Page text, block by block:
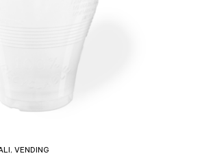
, VENDING